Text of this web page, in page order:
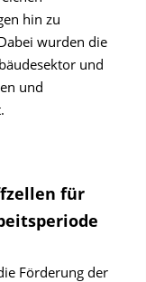
hin zu
wurden die
und
und
für
Förderung der